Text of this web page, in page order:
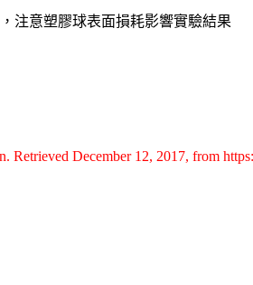
注意塑膠球表面損耗影響實驗結果
Retrieved December 12, 2017, from